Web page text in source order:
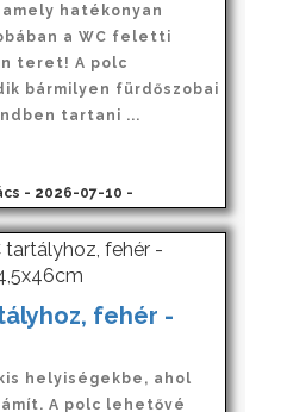
hatékonyan
a WC feletti
teret! A polc
bármilyen fürdőszobai
tartani ...
- 2026-07-10 -
fehér -
helyiségekbe, ahol
A polc lehetővé